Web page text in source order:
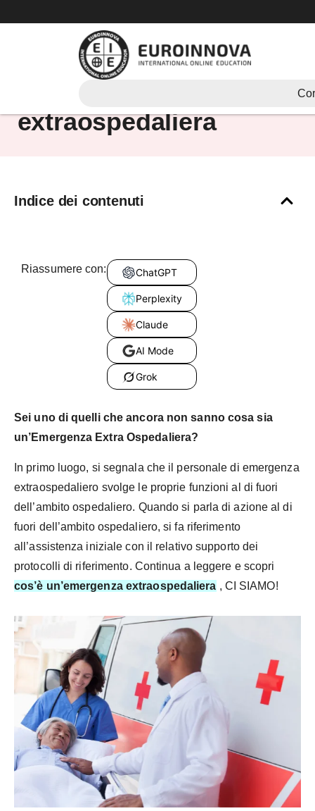
al
Cos’è un’emergenza
extraospedaliera
Indice dei contenuti
Riassumere con: ChatGPT
Perplexity
Claude
AI Mode
Grok
Sei uno di quelli che ancora non sanno cosa sia
un’Emergenza Extra Ospedaliera?
In primo luogo, si segnala che il personale di emergenza
extraospedaliero svolge le proprie funzioni al di fuori
dell’ambito ospedaliero. Quando si parla di azione al di
fuori dell’ambito ospedaliero, si fa riferimento
all’assistenza iniziale con il relativo supporto dei
protocolli di riferimento. Continua a leggere e scopri
cos’è un’emergenza extraospedaliera , CI SIAMO!